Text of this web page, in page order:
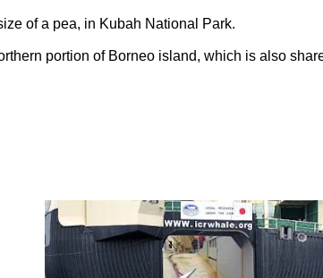
of a pea, in Kubah National Park.
portion of Borneo island, which is also